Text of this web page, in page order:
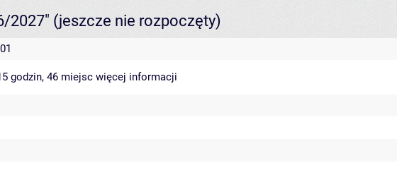
2027" (jeszcze nie rozpoczęty)
godzin, 46 miejsc więcej informacji